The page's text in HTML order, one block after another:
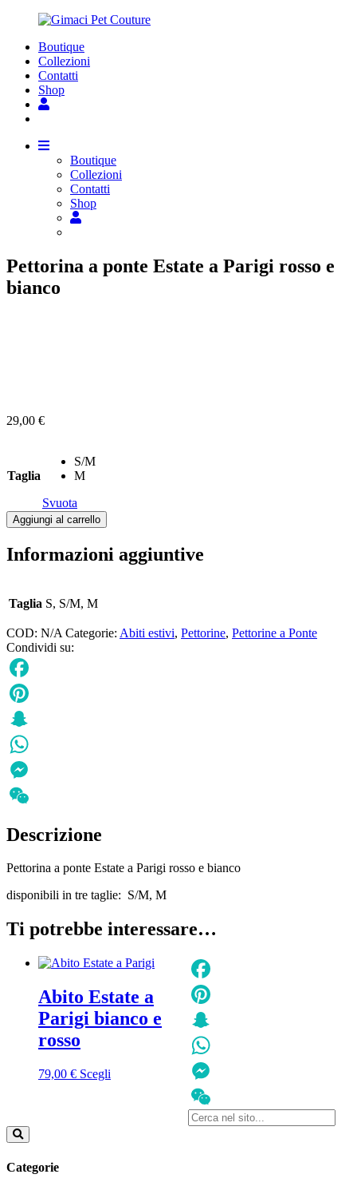
Boutique
Collezioni
Contatti
Shop
Boutique
Collezioni
Contatti
Shop
Pettorina a ponte Estate a Parigi rosso e
bianco
29,00 €
Taglia
S/M
M
Svuota
Pettorina
a
ponte
Estate
rosso
bianco
quantità
Aggiungi al carrello
Informazioni aggiuntive
Taglia S, S/M, M
COD: N/A Categorie: Abiti estivi, Pettorine, Pettorine a Ponte
Condividi su:
Facebook
Pinterest
Snapchat
WhatsApp
Messenger
Descrizione
Pettorina a ponte Estate a Parigi rosso e bianco
disponibili in tre taglie: S/M, M
Ti potrebbe interessare…
Abito Estate a
Parigi bianco e
rosso
79,00 € Scegli
Facebook
Pinterest
Snapchat
WhatsApp
Messenger
WeChat
Categorie